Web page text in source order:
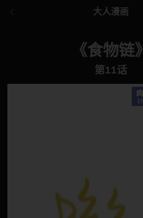
大人漫画
《食物链》
第11话